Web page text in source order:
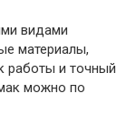
видами
материалы,
работы и точный
можно по